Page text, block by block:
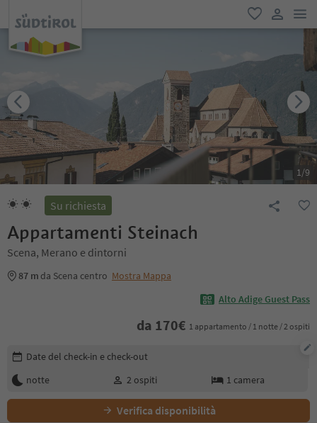
favoriti
user link
1/9
Su richiesta
Appartamenti Steinach
Scena, Merano e dintorni
87 m da Scena centro Mostra Mappa
Alto Adige Guest Pass
da 170€ 1 appartamento / 1 notte / 2 ospiti
Modifica i dettagli della prenotazione
Date del check-in e check-out
notte
2 ospiti 1 camera
Verifica disponibilità